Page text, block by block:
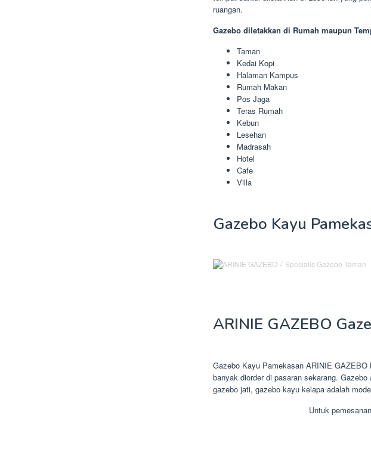
ruangan.
Gazebo diletakkan di Rumah maupun
Taman
Kedai Kopi
Halaman Kampus
Rumah Makan
Pos Jaga
Teras Rumah
Kebun
Lesehan
Madrasah
Hotel
Cafe
Villa
Gazebo Kayu
ARINIE GAZEBO
Gazebo Kayu Pamekasan ARINIE
banyak diorder di pasaran sekarang.
gazebo jati, gazebo kayu kelapa adalah
Untuk